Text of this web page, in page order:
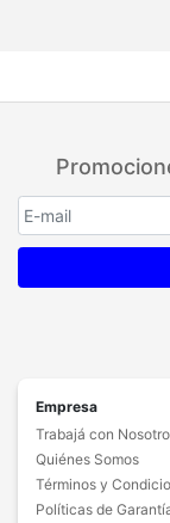
Empresa
Trabajá con
Quiénes Somos
Términos y
Políticas de